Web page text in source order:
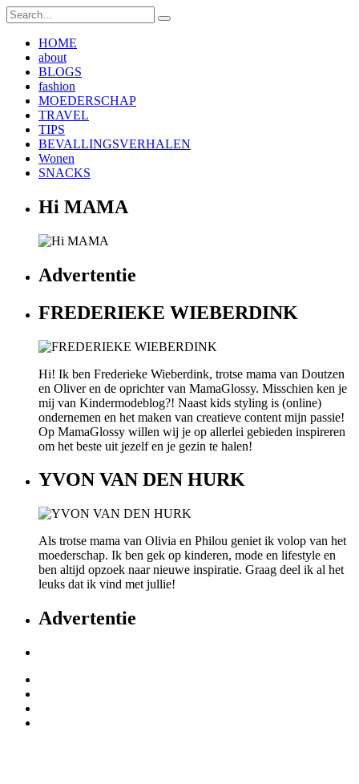
HOME
about
BLOGS
fashion
MOEDERSCHAP
TRAVEL
TIPS
BEVALLINGSVERHALEN
Wonen
SNACKS
Hi MAMA
Advertentie
FREDERIEKE WIEBERDINK
Hi! Ik ben Frederieke Wieberdink, trotse mama van Doutzen
en Oliver en de oprichter van MamaGlossy. Misschien ken je
mij van Kindermodeblog?! Naast kids styling is (online)
ondernemen en het maken van creatieve content mijn passie!
Op MamaGlossy willen wij je op allerlei gebieden inspireren
om het beste uit jezelf en je gezin te halen!
YVON VAN DEN HURK
Als trotse mama van Olivia en Philou geniet ik volop van het
moederschap. Ik ben gek op kinderen, mode en lifestyle en
ben altijd opzoek naar nieuwe inspiratie. Graag deel ik al het
leuks dat ik vind met jullie!
Advertentie